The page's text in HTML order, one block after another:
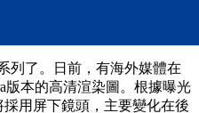
列了。日前，有海外媒體在
版本的高清渲染圖。根據曝光
採用屏下鏡頭，主要變化在後